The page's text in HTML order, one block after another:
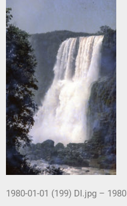
1980-01-01 (199) DI.jpg – 1980